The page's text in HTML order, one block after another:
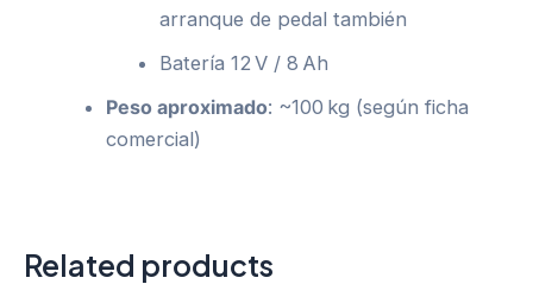
arranque de pedal también
Batería 12 V / 8 Ah
Peso aproximado: ~100 kg (según ficha
comercial)
Related products